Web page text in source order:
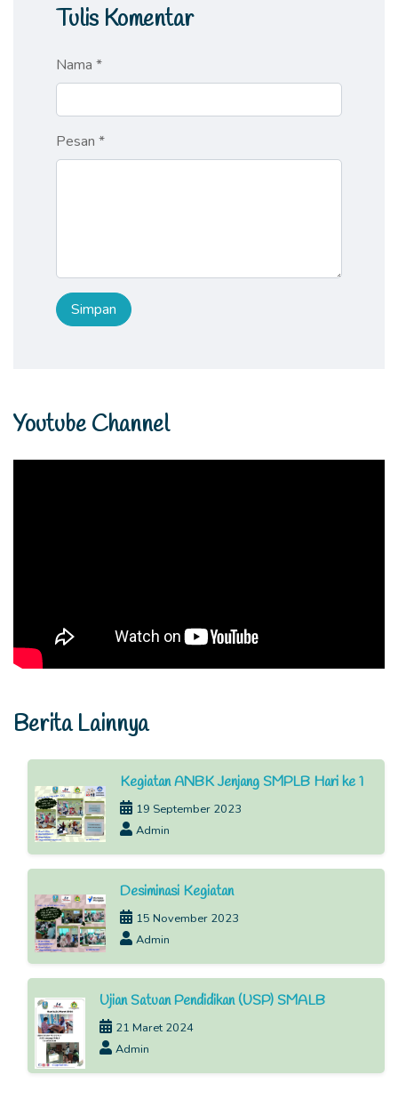
Tulis Komentar
Nama *
Pesan *
Youtube Channel
Berita Lainnya
Kegiatan ANBK Jenjang SMPLB Hari ke 1
19 September 2023
Admin
Desiminasi Kegiatan
15 November 2023
Admin
Ujian Satuan Pendidikan (USP) SMALB
21 Maret 2024
Admin